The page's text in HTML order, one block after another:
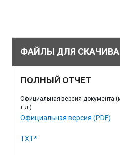
ФАЙЛЫ ДЛЯ
ПОЛНЫЙ ОТЧЕТ
Официальная версия документа
т.д.)
Официальная версия (PDF)
TXT*